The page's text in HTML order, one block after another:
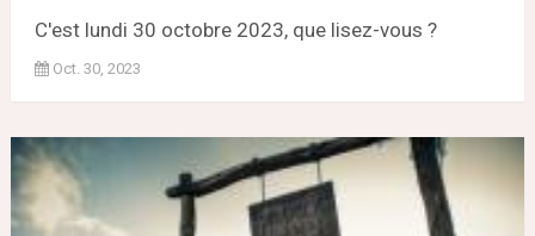
C'est lundi 30 octobre 2023, que lisez-vous ?
Oct. 30, 2023